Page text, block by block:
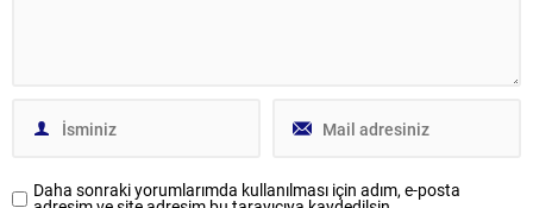
Daha sonraki yorumlarımda kullanılması için adım, e-posta